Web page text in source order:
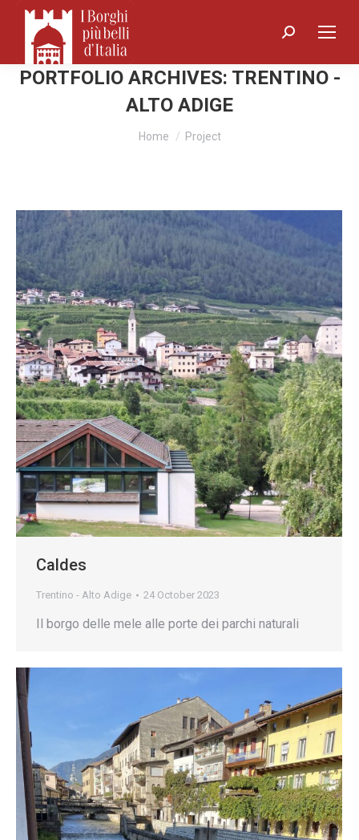
Search:
PORTFOLIO ARCHIVES: TRENTINO -
ALTO ADIGE
You are here:
Home Project
Caldes
Trentino - Alto Adige 24 October 2023
Il borgo delle mele alle porte dei parchi naturali